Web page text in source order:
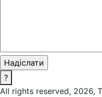
?
All rights reserved, 2026,